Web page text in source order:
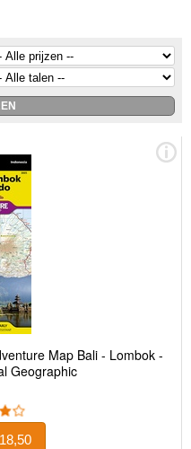
Map Bali - Lombok -
Geographic
€ 18,50